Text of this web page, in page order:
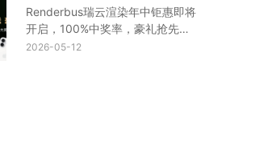
Renderbus瑞云渲染年中钜惠即将
开启，100%中奖率，豪礼抢先
看！
2026-05-12